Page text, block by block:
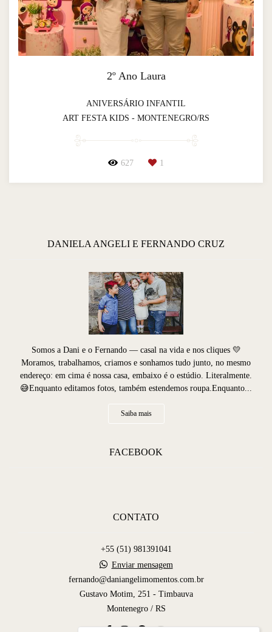
2º Ano Laura
ANIVERSÁRIO INFANTIL
ART FESTA KIDS - MONTENEGRO/RS
627 1
DANIELA ANGELI E FERNANDO CRUZ
Somos a Dani e o Fernando — casal na vida e nos cliques 💛
Moramos, trabalhamos, criamos e sonhamos tudo junto, no mesmo
endereço: em cima é nossa casa, embaixo é o estúdio. Literalmente.
😅Enquanto editamos fotos, também estendemos roupa.Enquanto...
Saiba mais
FACEBOOK
CONTATO
+55 (51) 981391041
Enviar mensagem
fernando@daniangelimomentos.com.br
Gustavo Motim, 251 - Timbauva
Montenegro / RS